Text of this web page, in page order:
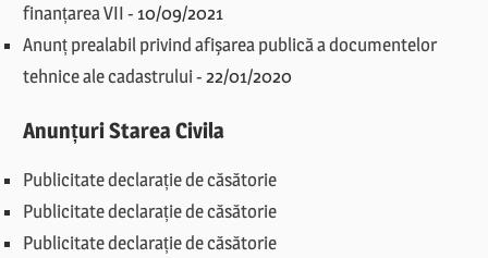
finanțarea VII - 10/09/2021
Anunț prealabil privind afișarea publică a documentelor
tehnice ale cadastrului-22/01/2020
Anunțuri Starea Civila
Publicitate declarație de căsătorie
Publicitate declarație de căsătorie
Publicitate declarație de căsătorie